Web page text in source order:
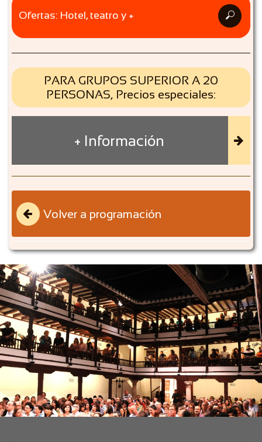
Ofertas: Hotel, teatro y + 
PARA GRUPOS SUPERIOR A 20
PERSONAS, Precios especiales:
+ Información 
Volver a programación
